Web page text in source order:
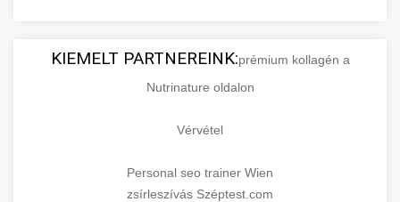
KIEMELT PARTNEREINK:prémium kollagén a
Nutrinature oldalon
Vérvétel
Personal seo trainer Wien
zsírleszívás Széptest.com